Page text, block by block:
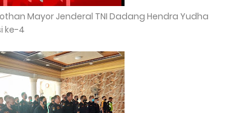
Mayor Jenderal TNI Dadang Hendra Yudha
ke-4